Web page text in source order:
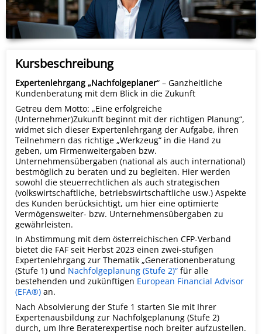
Kursbeschreibung
Expertenlehrgang „Nachfolgeplaner“ – Ganzheitliche
Kundenberatung mit dem Blick in die Zukunft
Getreu dem Motto: „Eine erfolgreiche
(Unternehmer)Zukunft beginnt mit der richtigen Planung“,
widmet sich dieser Expertenlehrgang der Aufgabe, ihren
Teilnehmern das richtige „Werkzeug“ in die Hand zu
geben, um Firmenweitergaben bzw.
Unternehmensübergaben (national als auch international)
bestmöglich zu beraten und zu begleiten. Hier werden
sowohl die steuerrechtlichen als auch strategischen
(volkswirtschaftliche, betriebswirtschaftliche usw.) Aspekte
des Kunden berücksichtigt, um hier eine optimierte
Vermögensweiter- bzw. Unternehmensübergaben zu
gewährleisten.
In Abstimmung mit dem österreichischen CFP-Verband
bietet die FAF seit Herbst 2023 einen zwei-stufigen
Expertenlehrgang zur Thematik „Generationenberatung
(Stufe 1) und Nachfolgeplanung (Stufe 2)“ für alle
bestehenden und zukünftigen European Financial Advisor
(EFA®) an.
Nach Absolvierung der Stufe 1 starten Sie mit Ihrer
Expertenausbildung zur Nachfolgeplanung (Stufe 2)
durch, um Ihre Beraterexpertise noch breiter aufzustellen.